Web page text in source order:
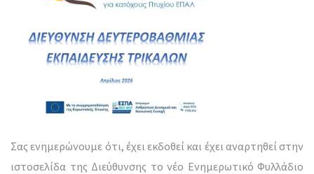
Σας ενημερώνουμε ότι, έχει εκδοθεί και έχει αναρτηθεί στην
ιστοσελίδα της Διεύθυνσης το νέο Ενημερωτικό Φυλλάδιο